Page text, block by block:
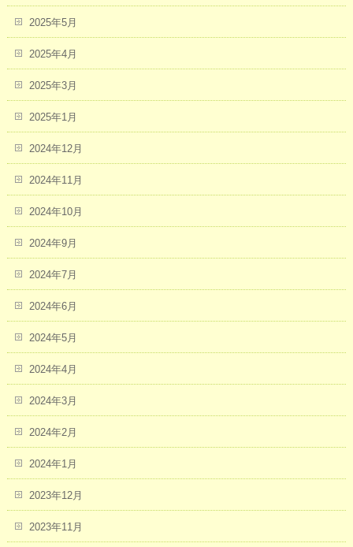
2025年5月
2025年4月
2025年3月
2025年1月
2024年12月
2024年11月
2024年10月
2024年9月
2024年7月
2024年6月
2024年5月
2024年4月
2024年3月
2024年2月
2024年1月
2023年12月
2023年11月